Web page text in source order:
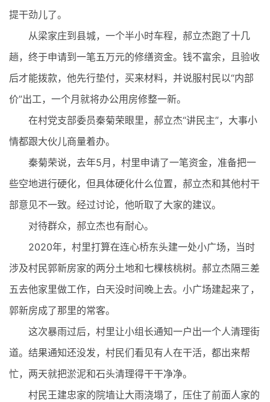
提干劲儿了。
从梁家庄到县城，一个半小时车程，郝立杰跑了十几
趟，终于申请到一笔五万元的修缮资金。钱不富余，且验收
后才能拨款，他先行垫付，买来材料，并说服村民以“内部
价”出工，一个月就将办公用房修整一新。
在村党支部委员秦菊荣眼里，郝立杰“讲民主”，大事小
情都跟大伙儿商量着办。
秦菊荣说，去年5月，村里申请了一笔资金，准备把一
些空地进行硬化，但具体硬化什么位置，郝立杰和其他村干
部意见不一致。经过讨论，他听取了大家的建议。
对待群众，郝立杰也有耐心。
2020年，村里打算在连心桥东头建一处小广场，当时
涉及村民郭新房家的两分土地和七棵核桃树。郝立杰隔三差
五去他家里做工作，白天没时间晚上去。小广场建起来了，
郭新房成了那里的常客。
这次暴雨过后，村里让小组长通知一户出一个人清理街
道。结果通知还没发，村民们看见有人在干活，都出来帮
忙，两天就把淤泥和石头清理得干干净净。
村民王建忠家的院墙让大雨浇塌了，压住了前面人家的